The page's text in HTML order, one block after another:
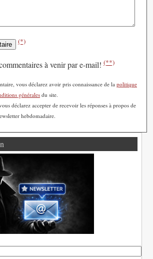
(*)
à venir par e-mail! (**)
vous déclarez avoir pris connaissance de la politique
généralesdu site.
déclarez accepter de recevoir les réponses à propos de
hebdomadaire.